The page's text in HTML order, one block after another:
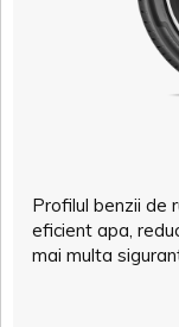
Profilul benzii de
eficient apa,
mai multa